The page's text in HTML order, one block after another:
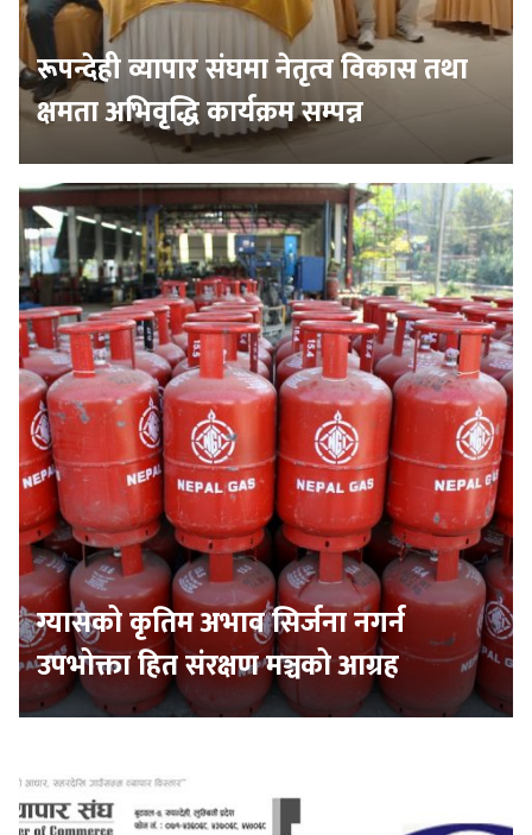
रूपन्देही व्यापार संघमा नेतृत्व विकास तथा
क्षमता अभिवृद्धि कार्यक्रम सम्पन्न
ग्यासको कृतिम अभाव सिर्जना नगर्न
उपभोक्ता हित संरक्षण मञ्चको आग्रह